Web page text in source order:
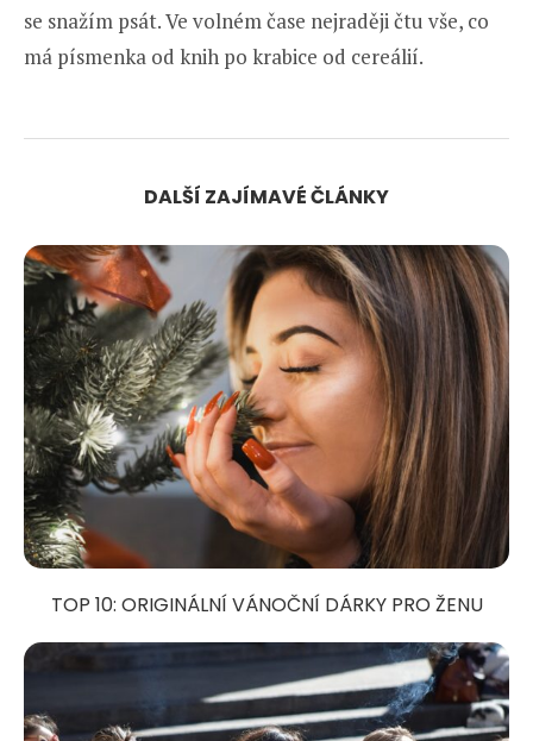
se snažím psát. Ve volném čase nejraději čtu vše, co
má písmenka od knih po krabice od cereálií.
DALŠÍ ZAJÍMAVÉ ČLÁNKY
TOP 10: ORIGINÁLNÍ VÁNOČNÍ DÁRKY PRO ŽENU